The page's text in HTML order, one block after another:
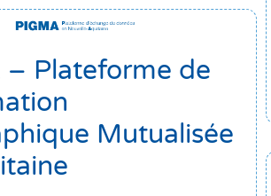
– Plateforme de
Mutualisée